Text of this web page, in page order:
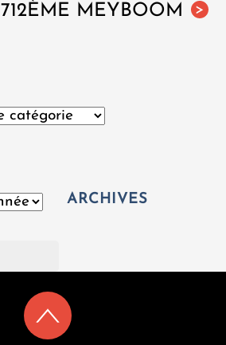
>
712ÈME MEYBOOM
ARCHIVES